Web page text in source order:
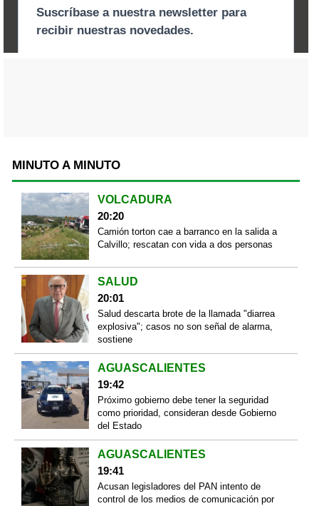
MINUTO A MINUTO
VOLCADURA
20:20
Camión torton cae a barranco en la salida a
Calvillo; rescatan con vida a dos personas
SALUD
20:01
Salud descarta brote de la llamada "diarrea
explosiva"; casos no son señal de alarma,
sostiene
AGUASCALIENTES
19:42
Próximo gobierno debe tener la seguridad
como prioridad, consideran desde Gobierno
del Estado
AGUASCALIENTES
19:41
Acusan legisladores del PAN intento de
control de los medios de comunicación por